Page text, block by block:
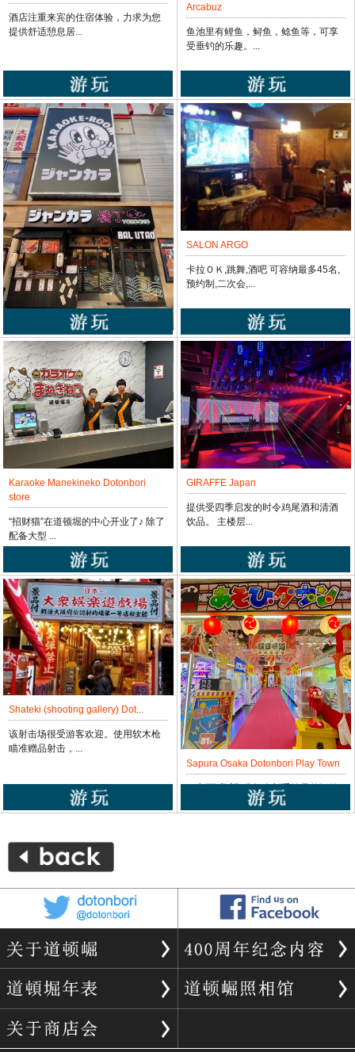
酒店注重来宾的住宿体验，力求为您
提供舒适憩息居...
Arcabuz
鱼池里有鲤鱼，鲟鱼，鲶鱼等，可享
受垂钓的乐趣。...
Jumbo Karaoke Hiroba
在Jankara，您可以只有房费享受到软
饮料无限畅饮 202...
SALON ARGO
卡拉ＯＫ,跳舞,酒吧 可容纳最多45名,
预约制,二次会,...
Karaoke Manekineko Dotonbori
store
“招财猫”在道顿堀的中心开业了♪ 除了
配备大型 ...
GIRAFFE Japan
提供受四季启发的时令鸡尾酒和清酒
饮品。 主楼层...
Shateki (shooting gallery) Dot...
该射击场很受游客欢迎。使用软木枪
瞄准赠品射击，...
Sapura Osaka Dotonbori Play Town
一定要试试那些标有新手符号的抓娃
娃机，它们的中...